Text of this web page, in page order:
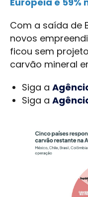
Com a saída de
novos
ficou sem
carvão mineral
Siga a
Siga a